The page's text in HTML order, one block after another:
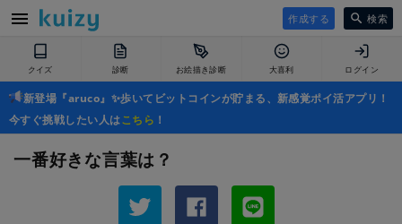
作成する 検索
クイズ 診断 お絵描き診断 大喜利 ログイン
新登場『aruco』✨歩いてビットコインが貯まる、新感覚ポイ活アプリ！
今すぐ挑戦したい人はこちら ！
一番好きな言葉は？